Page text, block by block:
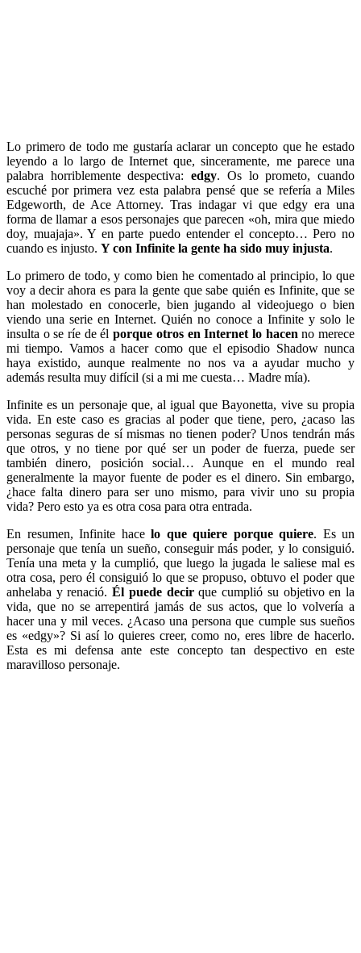
Lo primero de todo me gustaría aclarar un concepto que he estado
leyendo a lo largo de Internet que, sinceramente, me parece una
palabra horriblemente despectiva: edgy. Os lo prometo, cuando
escuché por primera vez esta palabra pensé que se refería a Miles
Edgeworth, de Ace Attorney. Tras indagar vi que edgy era una
forma de llamar a esos personajes que parecen «oh, mira que miedo
doy, muajaja». Y en parte puedo entender el concepto… Pero no
cuando es injusto. Y con Infinite la gente ha sido muy injusta.
Lo primero de todo, y como bien he comentado al principio, lo que
voy a decir ahora es para la gente que sabe quién es Infinite, que se
han molestado en conocerle, bien jugando al videojuego o bien
viendo una serie en Internet. Quién no conoce a Infinite y solo le
insulta o se ríe de élporque otros en Internet lo hacen no merece
mi tiempo. Vamos a hacer como que el episodio Shadow nunca
haya existido, aunque realmente no nos va a ayudar mucho y
además resulta muy difícil (si a mi me cuesta… Madre mía).
Infinite es un personaje que, al igual que Bayonetta, vive su propia
vida. En este caso es gracias al poder que tiene, pero, ¿acaso las
personas seguras de sí mismas no tienen poder? Unos tendrán más
que otros, y no tiene por qué ser un poder de fuerza, puede ser
también dinero, posición social… Aunque en el mundo real
generalmente la mayor fuente de poder es el dinero. Sin embargo,
¿hace falta dinero para ser uno mismo, para vivir uno su propia
vida? Pero esto ya es otra cosa para otra entrada.
En resumen, Infinite hace lo que quiere porque quiere. Es un
personaje que tenía un sueño, conseguir más poder, y lo consiguió.
Tenía una meta y la cumplió, que luego la jugada le saliese mal es
otra cosa, pero él consiguió lo que se propuso, obtuvo el poder que
anhelaba y renació.Él puede decirque cumplió su objetivo en la
vida, que no se arrepentirá jamás de sus actos, que lo volvería a
hacer una y mil veces. ¿Acaso una persona que cumple sus sueños
es «edgy»? Si así lo quieres creer, como no, eres libre de hacerlo.
Esta es mi defensa ante este concepto tan despectivo en este
maravilloso personaje.